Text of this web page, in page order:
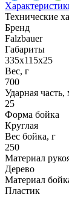
Технические
Бренд
Falzbauer
Габариты
335х115х25
Вес, г
700
Ударная
25
Форма бойка
Круглая
Вес бойка, г
250
Материал
Дерево
Материал
Пластик